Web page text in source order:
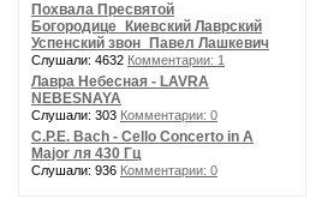
Похвала Пресвятой
Богородице_Киевский Лаврский
Успенский звон_Павел Лашкевич
Слушали: 4632 Комментарии: 1
Лавра Небесная - LAVRA
NEBESNAYA
Слушали: 303 Комментарии: 0
C.P.E. Bach - Cello Concerto in A
Major ля 430 Гц
Слушали: 936 Комментарии: 0